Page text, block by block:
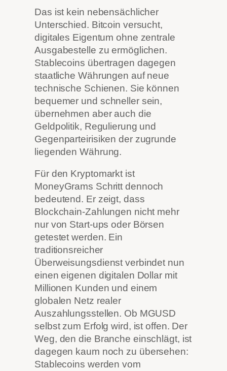
Das ist kein nebensächlicher
Unterschied. Bitcoin versucht,
digitales Eigentum ohne zentrale
Ausgabestelle zu ermöglichen.
Stablecoins übertragen dagegen
staatliche Währungen auf neue
technische Schienen. Sie können
bequemer und schneller sein,
übernehmen aber auch die
Geldpolitik, Regulierung und
Gegenparteirisiken der zugrunde
liegenden Währung.
Für den Kryptomarkt ist
MoneyGrams Schritt dennoch
bedeutend. Er zeigt, dass
Blockchain-Zahlungen nicht mehr
nur von Start-ups oder Börsen
getestet werden. Ein
traditionsreicher
Überweisungsdienst verbindet nun
einen eigenen digitalen Dollar mit
Millionen Kunden und einem
globalen Netz realer
Auszahlungsstellen. Ob MGUSD
selbst zum Erfolg wird, ist offen. Der
Weg, den die Branche einschlägt, ist
dagegen kaum noch zu übersehen:
Stablecoins werden vom